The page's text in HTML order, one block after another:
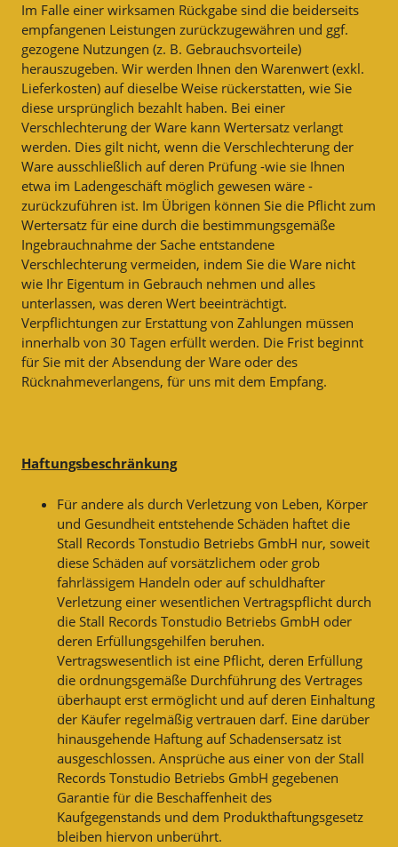
Im Falle einer wirksamen Rückgabe sind die beiderseits
empfangenen Leistungen zurückzugewähren und ggf.
gezogene Nutzungen (z. B. Gebrauchsvorteile)
herauszugeben. Wir werden Ihnen den Warenwert (exkl.
Lieferkosten) auf dieselbe Weise rückerstatten, wie Sie
diese ursprünglich bezahlt haben. Bei einer
Verschlechterung der Ware kann Wertersatz verlangt
werden. Dies gilt nicht, wenn die Verschlechterung der
Ware ausschließlich auf deren Prüfung -wie sie Ihnen
etwa im Ladengeschäft möglich gewesen wäre -
zurückzuführen ist. Im Übrigen können Sie die Pflicht zum
Wertersatz für eine durch die bestimmungsgemäße
Ingebrauchnahme der Sache entstandene
Verschlechterung vermeiden, indem Sie die Ware nicht
wie Ihr Eigentum in Gebrauch nehmen und alles
unterlassen, was deren Wert beeinträchtigt.
Verpflichtungen zur Erstattung von Zahlungen müssen
innerhalb von 30 Tagen erfüllt werden. Die Frist beginnt
für Sie mit der Absendung der Ware oder des
Rücknahmeverlangens, für uns mit dem Empfang.
Haftungsbeschränkung
Für andere als durch Verletzung von Leben, Körper
und Gesundheit entstehende Schäden haftet die
Stall Records Tonstudio Betriebs GmbH nur, soweit
diese Schäden auf vorsätzlichem oder grob
fahrlässigem Handeln oder auf schuldhafter
Verletzung einer wesentlichen Vertragspflicht durch
die Stall Records Tonstudio Betriebs GmbH oder
deren Erfüllungsgehilfen beruhen.
Vertragswesentlich ist eine Pflicht, deren Erfüllung
die ordnungsgemäße Durchführung des Vertrages
überhaupt erst ermöglicht und auf deren Einhaltung
der Käufer regelmäßig vertrauen darf. Eine darüber
hinausgehende Haftung auf Schadensersatz ist
ausgeschlossen. Ansprüche aus einer von der Stall
Records Tonstudio Betriebs GmbH gegebenen
Garantie für die Beschaffenheit des
Kaufgegenstands und dem Produkthaftungsgesetz
bleiben hiervon unberührt.